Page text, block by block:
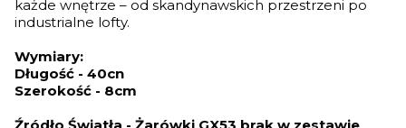
każde wnętrze – od skandynawskich przestrzeni po
industrialne lofty.
Wymiary:
Długość - 40cn
Szerokość - 8cm